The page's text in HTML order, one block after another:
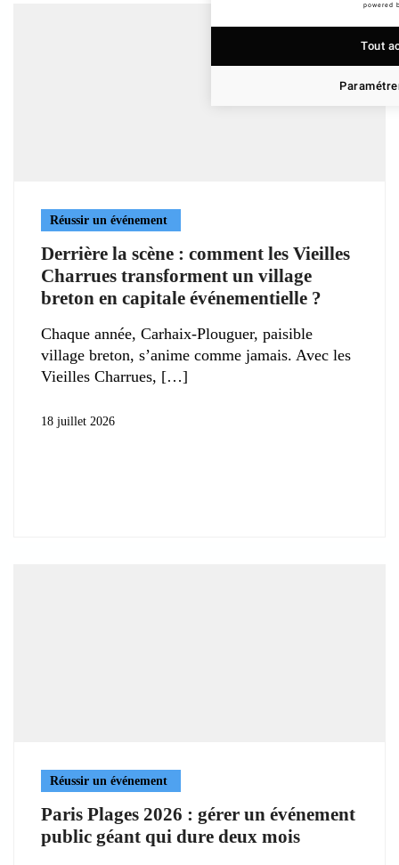
Réussir un événement
Derrière la scène : comment les Vieilles
Charrues transforment un village
breton en capitale événementielle ?
Chaque année, Carhaix-Plouguer, paisible
village breton, s’anime comme jamais. Avec les
Vieilles Charrues,
18 juillet 2026
Réussir un événement
Paris Plages 2026 : gérer un événement
public géant qui dure deux mois
powered
Tout